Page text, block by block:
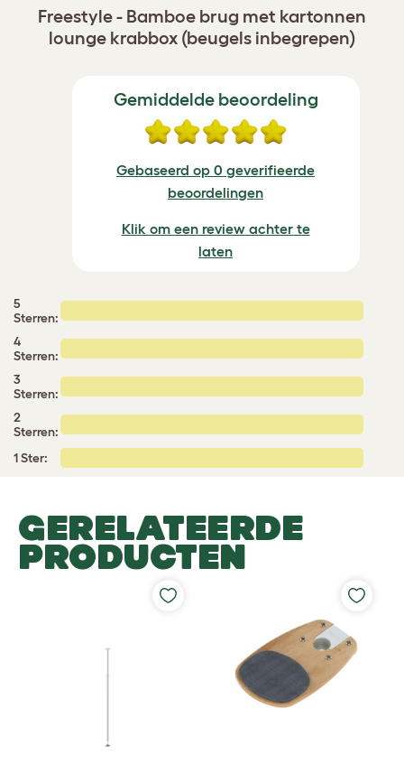
Freestyle - Bamboe brug met kartonnen
lounge krabbox (beugels inbegrepen)
Gemiddelde beoordeling
Gebaseerd op 0 geverifieerde
beoordelingen
Klik om een review achter te
laten
5
Sterren:
4
Sterren:
3
Sterren:
2
Sterren:
1 Ster:
GERELATEERDE
PRODUCTEN